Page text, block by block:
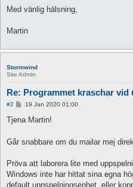
Med vänlig hälsning,
Martin
Stormwind
Site Admin
Re: Programmet kraschar vid
#2
P
s
19 Jan 2020 01:00
Tjena Martin!
Går snabbare om du mailar mej
Pröva att laborera lite med
Windows inte har hittat sina egna
default uppspelningsenhet, eller